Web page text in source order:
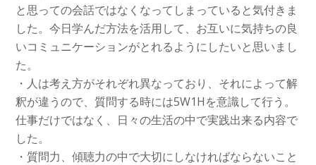
と思っての会話ではなくなってしまっていると気付きま
した。今日学んだ方法を活用して、お互いに気持ちの良
いコミュニケーションがとれるようにしたいと思いまし
た。
・人は考え方がそれぞれ異なっており、それによって解
釈が違うので、質問する時には5W1Hを意識して行う。
仕事だけではなく、日々の生活の中で実践出来る内容で
した。
・質問力、傾聴力の中で大切にしなければならないこと